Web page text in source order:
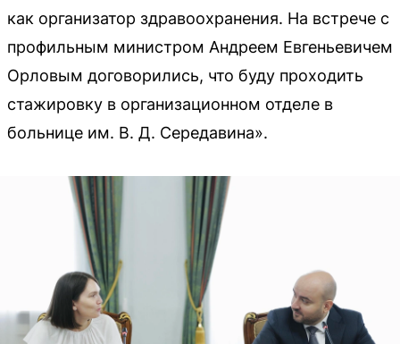
как организатор здравоохранения. На встрече с
профильным министром Андреем Евгеньевичем
Орловым договорились, что буду проходить
стажировку в организационном отделе в
больнице им. В. Д. Середавина».